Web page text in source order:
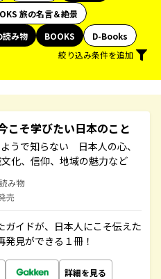
旅の名言＆絶景
読み物 BOOKS
D-Books
絞り込み条件を追加
そ学びたい日本のこと
うで知らない 日本人の心、
化、信仰、地域の魅力など
み物
売
ガイドが、日本人にこそ伝えた
見ができる１冊！
詳細を見る